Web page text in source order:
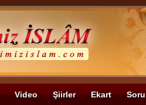
Video Şiirler Ekart Soru